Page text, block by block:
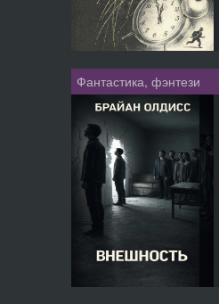
Фантастика, фэнтези